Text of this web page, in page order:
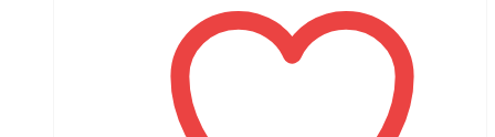
17,900 ₽.